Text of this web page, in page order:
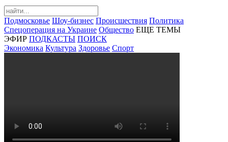
Подмосковье Шоу-бизнес Происшествия Политика
Спецоперация на Украине Общество ЕЩЕ ТЕМЫ
ЭФИР ПОДКАСТЫ ПОИСК
Экономика Культура Здоровье Спорт